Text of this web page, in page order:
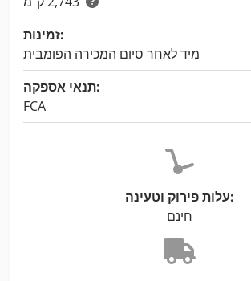
זמינות:
מיד לאחר סיום המכירה הפומבית
תנאי אספקה:
FCA
עלות פירוק וטעינה:
חינם